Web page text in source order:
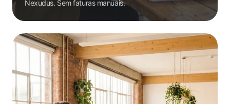
Nexudus. Sem faturas manuais.